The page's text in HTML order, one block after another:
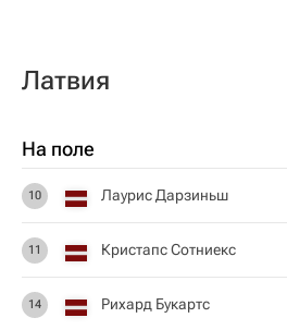
Латвия
На поле
10 Лаурис Дарзиньш
11 Кристапс Сотниекс
14 Рихард Букартс